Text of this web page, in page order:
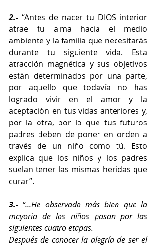
2.- “Antes de nacer tu DIOS interior
atrae tu alma hacia el medio
ambiente y la familia que necesitarás
durante tu siguiente vida. Esta
atracción magnética y sus objetivos
están determinados por una parte,
por aquello que todavía no has
logrado vivir en el amor y la
aceptación en tus vidas anteriores y,
por la otra, por lo que tus futuros
padres deben de poner en orden a
través de un niño como tú. Esto
explica que los niños y los padres
suelan tener las mismas heridas que
curar”.
3.- “...He observado más bien que la
mayoría de los niños pasan por las
siguientes cuatro etapas.
Después de conocer la alegría de ser el